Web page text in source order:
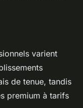
varient
de tenue, tandis
premium à tarifs